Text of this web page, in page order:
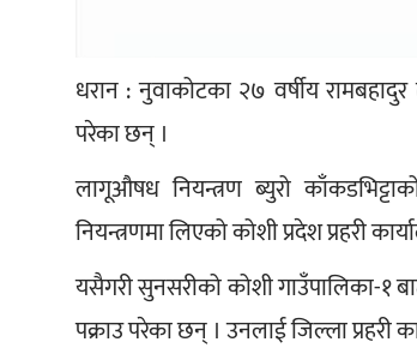
धरान : नुवाकोटका २७ वर्षीय
परेका छन् ।
लागूऔषध नियन्त्रण ब्युरो
नियन्त्रणमा लिएको कोशी प्रदेश प्रहरी
यसैगरी सुनसरीको कोशी गाउँपालिका-१
पक्राउ परेका छन् । उनलाई जिल्ला प्रहरी